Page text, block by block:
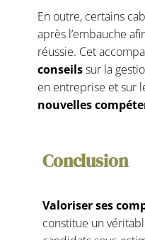
En outre, certains
après l’embauche
réussie. Cet
conseilssur la
en entreprise et sur
nouvelles
Conclusion
Valoriser ses
constitue un